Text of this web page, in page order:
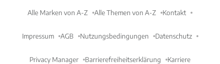
Alle Marken von A-Z Alle Themen von A-Z Kontakt
Impressum AGB Nutzungsbedingungen Datenschutz
Privacy Manager Barrierefreiheitserklärung Karriere